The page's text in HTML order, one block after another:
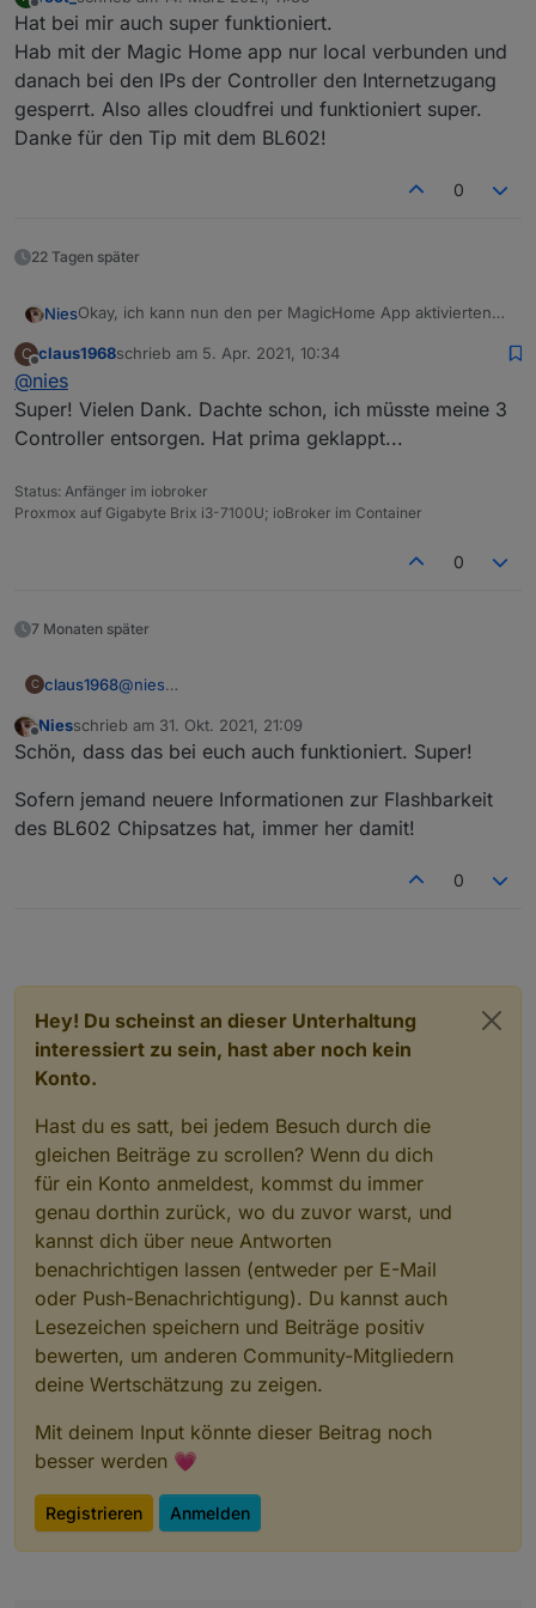
Auf ali gibt es nun die ersten BL602 Development Boards.
Offlinezuletzt editiert von
Hat bei mir auch super funktioniert.
Hab mit der Magic Home app nur local verbunden und
danach bei den IPs der Controller den Internetzugang
gesperrt. Also alles cloudfrei und funktioniert super.
Danke für den Tip mit dem BL602!
0
22 Tagen später
NiesOkay, ich kann nun den per MagicHome App aktivierten
Der WiFi Light Adapter erkennt per "Gerät suchen"
ZJ2145" (Google spuckt zu der Kennung gar nichts aus.
Großartig!). Die korrekte IP vom Controller ist dann
eingetragen. Was noch fehlt ist der Typ. Dort "LD382A"
sollte unter Objekte unter der Bezeichnung wifilight.0
euer Controller auftauchen. Viel Spaß.
Auf ali gibt es nun die ersten BL602 Development Boards.
C
Offline
claus1968schrieb am 5. Apr. 2021, 10:34
zuletzt editiert von
@nies
Super! Vielen Dank. Dachte schon, ich müsste meine 3
Controller entsorgen. Hat prima geklappt...
Status: Anfänger im iobroker
Proxmox auf Gigabyte Brix i3-7100U; ioBroker im Container
0
7 Monaten später
C claus1968@nies
meine 3 Controller entsorgen. Hat prima geklappt...
Offline
Niesschrieb am 31. Okt. 2021, 21:09
zuletzt editiert von
Schön, dass das bei euch auch funktioniert. Super!
Sofern jemand neuere Informationen zur Flashbarkeit
des BL602 Chipsatzes hat, immer her damit!
0
Hey! Du scheinst an dieser Unterhaltung
interessiert zu sein, hast aber noch kein
Konto.
Hast du es satt, bei jedem Besuch durch die
gleichen Beiträge zu scrollen? Wenn du dich
für ein Konto anmeldest, kommst du immer
genau dorthin zurück, wo du zuvor warst, und
kannst dich über neue Antworten
benachrichtigen lassen (entweder per E-Mail
oder Push-Benachrichtigung). Du kannst auch
Lesezeichen speichern und Beiträge positiv
bewerten, um anderen Community-Mitgliedern
deine Wertschätzung zu zeigen.
Mit deinem Input könnte dieser Beitrag noch
besser werden 💗
Registrieren Anmelden